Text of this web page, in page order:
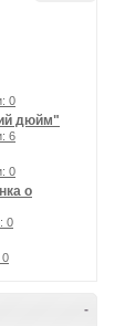
0
дюйм"
6
0
о
0
0
-